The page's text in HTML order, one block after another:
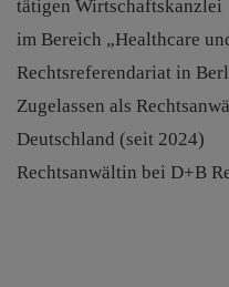
tätigen Wirtschaftskanzlei
im Bereich „Healthcare
Rechtsreferendariat in
Zugelassen als
Deutschland (seit 2024)
Rechtsanwältin bei D+B